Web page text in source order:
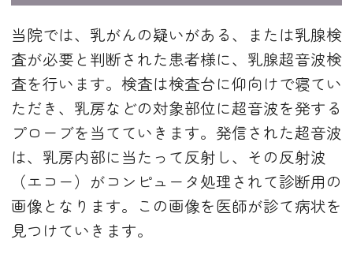
当院では、乳がんの疑いがある、または乳腺検
査が必要と判断された患者様に、乳腺超音波検
査を行います。検査は検査台に仰向けで寝てい
ただき、乳房などの対象部位に超音波を発する
プローブを当てていきます。発信された超音波
は、乳房内部に当たって反射し、その反射波
（エコー）がコンピュータ処理されて診断用の
画像となります。この画像を医師が診て病状を
見つけていきます。